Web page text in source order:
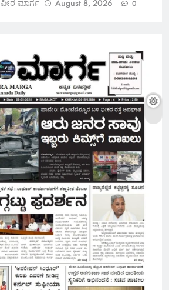
ವೀರ ಮಾರ್ಗ August 8, 2026 0